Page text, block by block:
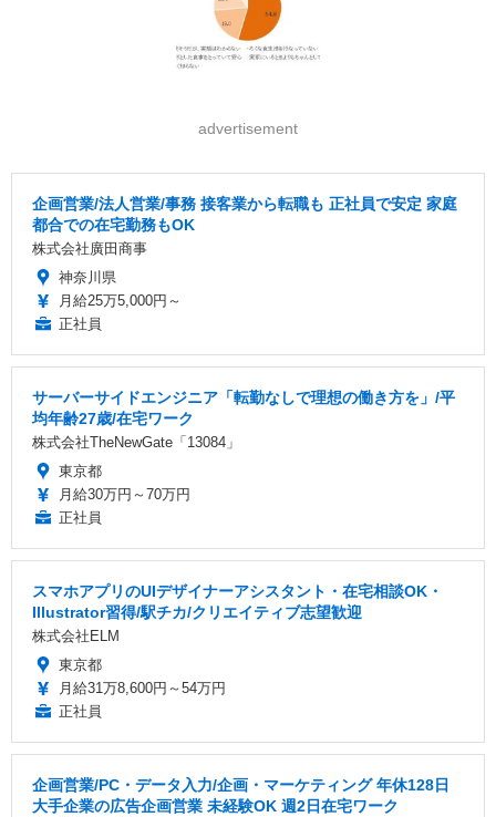
advertisement
企画営業/法人営業/事務 接客業から転職も 正社員で安定 家庭
都合での在宅勤務もOK
株式会社廣田商事
神奈川県
月給25万5,000円～
正社員
サーバーサイドエンジニア「転勤なしで理想の働き方を」/平
均年齢27歳/在宅ワーク
株式会社TheNewGate「13084」
東京都
月給30万円～70万円
正社員
スマホアプリのUIデザイナーアシスタント・在宅相談OK・
Illustrator習得/駅チカ/クリエイティブ志望歓迎
株式会社ELM
東京都
月給31万8,600円～54万円
正社員
企画営業/PC・データ入力/企画・マーケティング 年休128日
大手企業の広告企画営業 未経験OK 週2日在宅ワーク